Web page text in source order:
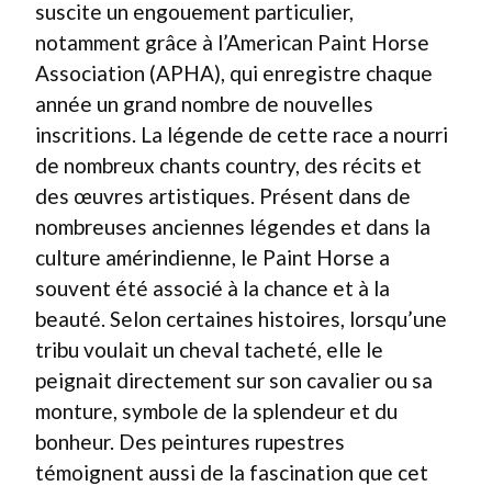
suscite un engouement particulier,
notamment grâce à l’American Paint Horse
Association (APHA), qui enregistre chaque
année un grand nombre de nouvelles
inscritions. La légende de cette race a nourri
de nombreux chants country, des récits et
des œuvres artistiques. Présent dans de
nombreuses anciennes légendes et dans la
culture amérindienne, le Paint Horse a
souvent été associé à la chance et à la
beauté. Selon certaines histoires, lorsqu’une
tribu voulait un cheval tacheté, elle le
peignait directement sur son cavalier ou sa
monture, symbole de la splendeur et du
bonheur. Des peintures rupestres
témoignent aussi de la fascination que cet